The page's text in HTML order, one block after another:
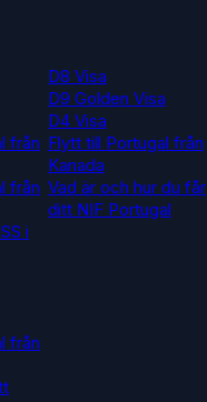
från
från
i
D8 Visa
D9 Golden Visa
D4 Visa
Flytt till Portugal från
Kanada
Vad är och hur du får
ditt NIF Portugal
från